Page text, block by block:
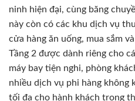
ninh hiện đại, cùng băng
này còn có các khu dịch vụ
cửa hàng ăn uống, mua sắm
Tầng 2 được dành riêng cho
máy bay tiện nghi, phòng
nhiều dịch vụ phi hàng không
tối đa cho hành khách trong